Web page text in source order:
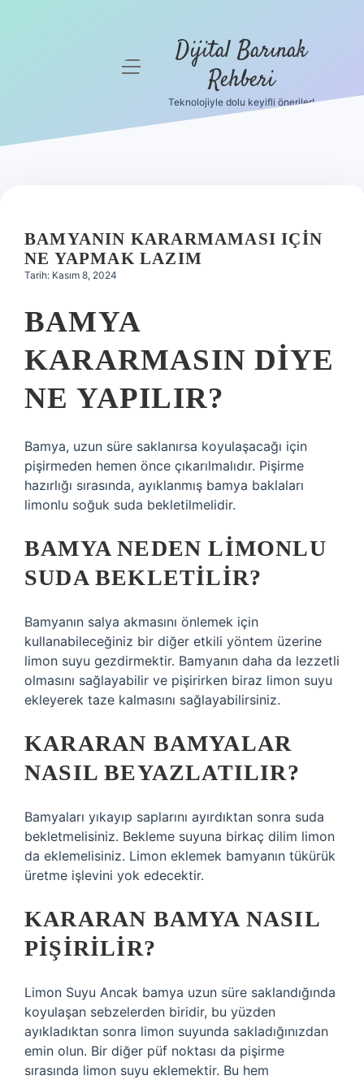
Hakkımızda
menüyü
Dijital Barınak
Rehberi
Teknolojiyle dolu keyifli öneriler!
BAMYANIN KARARMAMASI IÇIN
NE YAPMAK LAZIM
Tarih: Kasım 8, 2024
BAMYA
KARARMASIN DIYE
NE YAPILIR?
Bamya, uzun süre saklanırsa koyulaşacağı için
pişirmeden hemen önce çıkarılmalıdır. Pişirme
hazırlığı sırasında, ayıklanmış bamya baklaları
limonlu soğuk suda bekletilmelidir.
BAMYA NEDEN LIMONLU
SUDA BEKLETILIR?
Bamyanın salya akmasını önlemek için
kullanabileceğiniz bir diğer etkili yöntem üzerine
limon suyu gezdirmektir. Bamyanın daha da lezzetli
olmasını sağlayabilir ve pişirirken biraz limon suyu
ekleyerek taze kalmasını sağlayabilirsiniz.
KARARAN BAMYALAR
NASIL BEYAZLATILIR?
Bamyaları yıkayıp saplarını ayırdıktan sonra suda
bekletmelisiniz. Bekleme suyuna birkaç dilim limon
da eklemelisiniz. Limon eklemek bamyanın tükürük
üretme işlevini yok edecektir.
KARARAN BAMYA NASIL
PIŞIRILIR?
Limon Suyu Ancak bamya uzun süre saklandığında
koyulaşan sebzelerden biridir, bu yüzden
ayıkladıktan sonra limon suyunda sakladığınızdan
emin olun. Bir diğer püf noktası da pişirme
sırasında limon suyu eklemektir. Bu hem